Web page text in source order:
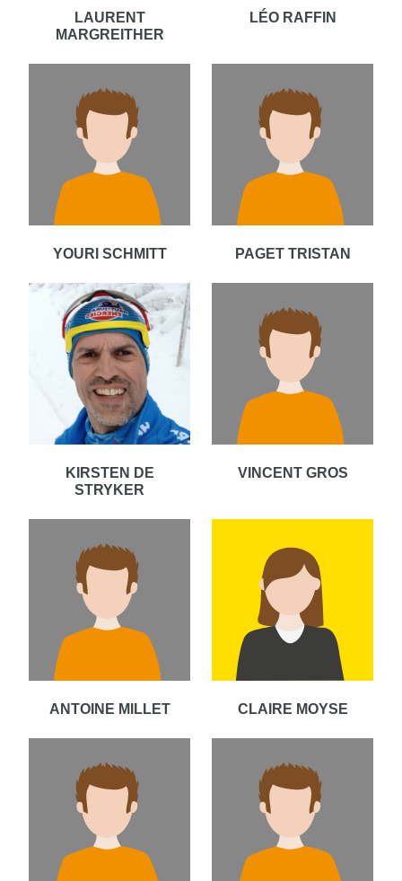
LAURENT
MARGREITHER
LÉO RAFFIN
YOURI SCHMITT PAGET TRISTAN
KIRSTEN DE
STRYKER
VINCENT GROS
ANTOINE MILLET CLAIRE MOYSE